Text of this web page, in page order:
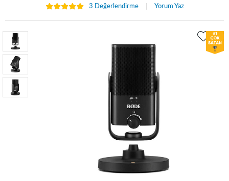
3 Değerlendirme
Yorum Yaz